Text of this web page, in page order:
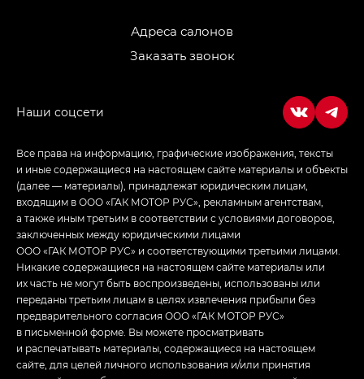
Адреса салонов
Заказать звонок
Все права на информацию, графические изображения, тексты
и иные содержащиеся на настоящем сайте материалы и объекты
(далее — материалы), принадлежат юридическим лицам,
входящим в ООО «ГАК МОТОР РУС», рекламным агентствам,
а также иным третьим в соответствии с условиями договоров,
заключенных между юридическими лицами
ООО «ГАК МОТОР РУС» и соответствующими третьими лицами.
Никакие содержащиеся на настоящем сайте материалы или
их часть не могут быть воспроизведены, использованы или
переданы третьим лицам в целях извлечения прибыли без
предварительного согласия ООО «ГАК МОТОР РУС»
в письменной форме. Вы можете просматривать
и распечатывать материалы, содержащиеся на настоящем
сайте, для целей личного использования и/или принятия